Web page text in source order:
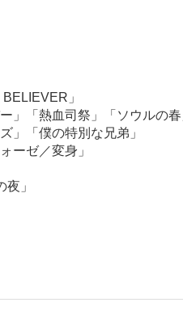
」
」「熱血司祭」「ソウルの春
」「僕の特別な兄弟」
ーゼ／変身」
」